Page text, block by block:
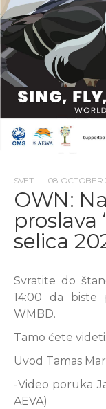
SVET 08 OCTOBER
OWN:
proslava
selica
Svratite do
14:00 da biste
WMBD.
Tamo ćete videti:
Uvod Tamas
-Video poruka
AEVA)